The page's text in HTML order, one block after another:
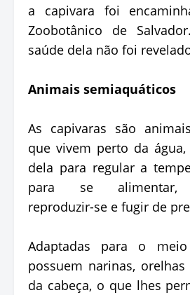
a capivara foi
Zoobotânico de
saúde dela não foi
Animais semiaquáticos
As capivaras são
que vivem perto da
dela para regular a
para se alimentar,
reproduzir-se e fugir de
Adaptadas para o
possuem narinas,
da cabeça, o que lhes